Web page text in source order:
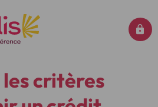
critères